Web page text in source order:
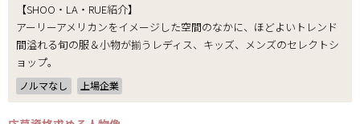
【SHOO・LA・RUE紹介】
アーリーアメリカンをイメージした空間のなかに、ほどよいトレンド
間溢れる旬の服＆小物が揃うレディス、キッズ、メンズのセレクトシ
ョップ。
ノルマなし 上場企業